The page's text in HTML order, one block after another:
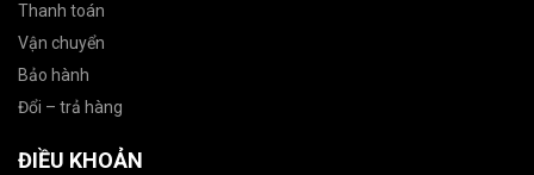
Thanh toán
Vận chuyển
Bảo hành
Đổi – trả hàng
ĐIỀU KHOẢN